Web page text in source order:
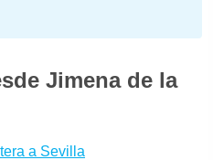
Jimena de la
a Sevilla